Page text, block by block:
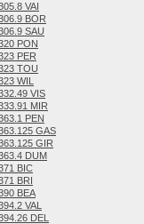
VAI
BOR
SAU
PON
PER
TOU
WIL
VIS
MIR
PEN
GAS
GIR
DUM
BIC
BRI
BEA
VAL
DEL